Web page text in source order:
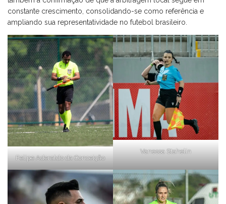
constante crescimento, consolidando-se como referência e
ampliando sua representatividade no futebol brasileiro.
Felipe Aderaldo da Conceição
Vanessa Stahelin